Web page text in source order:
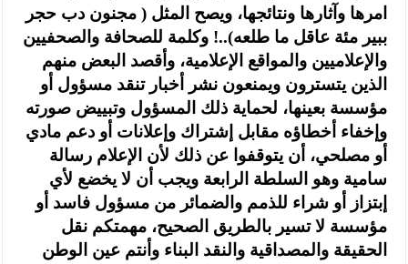
امرها وآثارها ونتائجها، ويصح المثل ( مجنون دب حجر
ببير مئة عاقل ما طلعه)..! وكلمة للصحافة والصحفيين
والإعلاميين والمواقع الإعلامية، وأقصد البعض منهم
الذين يتسترون ويمنعون نشر أخبار تنقد مسؤول أو
مؤسسة بعينها، لحماية ذلك المسؤول وتبييض صورته
وإخفاء أخطاؤه مقابل إشتراك وإعلانات أو دعم مادي
أو مصلحي، أن يتوقفوا عن ذلك لأن الإعلام رسالة
سامية وهو السلطة الرابعة ويجب أن لا يخضع لأي
إبتزاز أو شراء للذمم والضمائر من مسؤول فاسد أو
مؤسسة لا تسير بالطريق الصحيح، مهمتكم نقل
الحقيقة والمصداقية والنقد البناء وأنتم عين الوطن